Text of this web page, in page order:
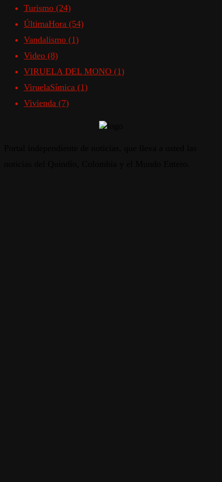
Turismo (24)
ÚltimaHora (54)
Vandalismo (1)
Video (8)
VIRUELA DEL MONO (1)
ViruelaSímica (1)
Vivienda (7)